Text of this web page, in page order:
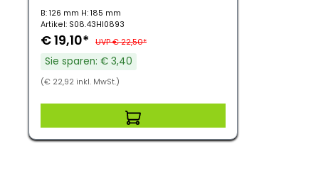
B: 126 mm H: 185 mm
Artikel: S08.43HI0893
€ 19,10* UVP € 22,50*
Sie sparen: € 3,40
(€ 22,92 inkl. MwSt.)